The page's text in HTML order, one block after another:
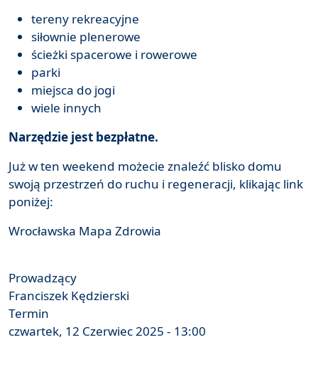
tereny rekreacyjne
siłownie plenerowe
ścieżki spacerowe i rowerowe
parki
miejsca do jogi
wiele innych
Narzędzie jest bezpłatne.
Już w ten weekend możecie znaleźć blisko domu
swoją przestrzeń do ruchu i regeneracji, klikając link
poniżej:
Wrocławska Mapa Zdrowia
Prowadzący
Franciszek Kędzierski
Termin
czwartek, 12 Czerwiec 2025 - 13:00